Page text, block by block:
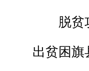
脱贫攻
出贫困旗